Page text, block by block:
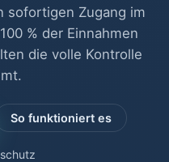
sofortigen Zugang im
% der Einnahmen
die volle Kontrolle
So funktioniert es